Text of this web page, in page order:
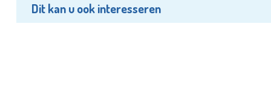
Dit kan u ook interesseren